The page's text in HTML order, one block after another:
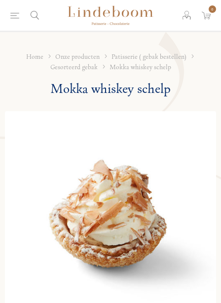
0
Home Onze producten
Patisserie ( gebak bestellen)
Gesorteerd gebak
Mokka whiskey schelp
Mokka whiskey schelp